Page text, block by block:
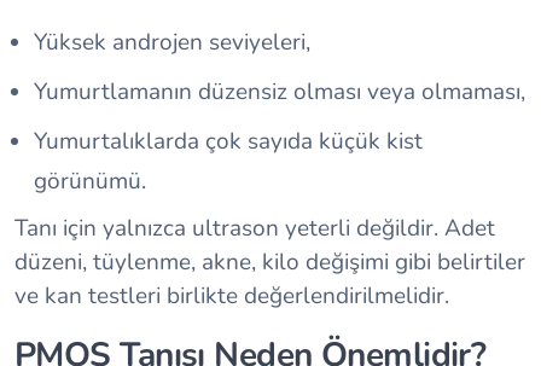
Yüksek androjen seviyeleri,
Yumurtlamanın düzensiz olması veya olmaması,
Yumurtalıklarda çok sayıda küçük kist
görünümü.
Tanı için yalnızca ultrason yeterli değildir. Adet
düzeni, tüylenme, akne, kilo değişimi gibi belirtiler
ve kan testleri birlikte değerlendirilmelidir.
PMOS Tanısı Neden Önemlidir?